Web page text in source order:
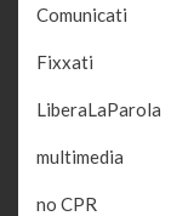
Comunicati
Fixxati
LiberaLaParola
multimedia
no CPR